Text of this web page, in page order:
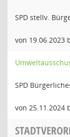
SPD stellv.
von 19.06.2023
SPD
von 25.11.2024